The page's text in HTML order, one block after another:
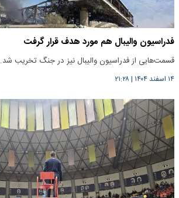
فدراسیون والیبال هم مورد هدف قرار گرفت
قسمت‌هایی از فدراسیون والیبال نیز در جنگ تخریب شد.
۱۴ اسفند ۱۴۰۴ |۲۱:۲۸